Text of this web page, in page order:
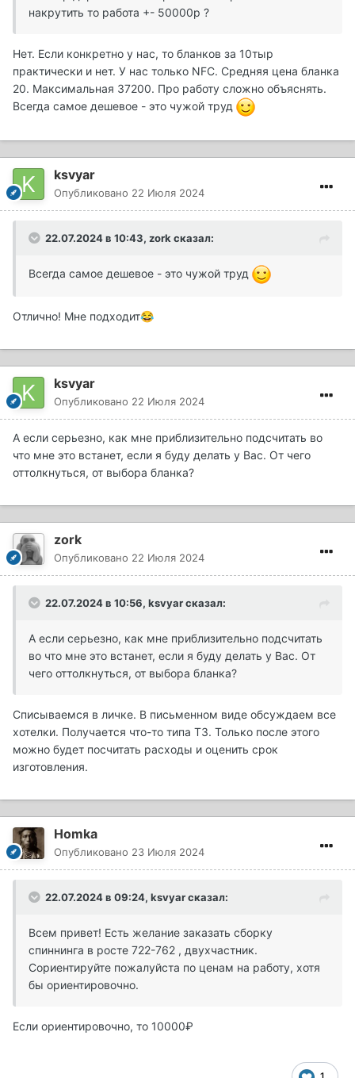
накрутить то работа +- 50000р ?
Нет. Если конкретно у нас, то бланков за 10тыр
практически и нет. У нас только NFC. Средняя цена бланка
20. Максимальная 37200. Про работу сложно объяснять.
Всегда самое дешевое - это чужой труд
ksvyar
Опубликовано 22 Июля 2024
22.07.2024 в 10:43, zork сказал:
Всегда самое дешевое - это чужой труд
Отлично! Мне подходит😂
ksvyar
Опубликовано 22 Июля 2024
А если серьезно, как мне приблизительно подсчитать во
что мне это встанет, если я буду делать у Вас. От чего
оттолкнуться, от выбора бланка?
zork
Опубликовано 22 Июля 2024
22.07.2024 в 10:56, ksvyarсказал:
А если серьезно, как мне приблизительно подсчитать
во что мне это встанет, если я буду делать у Вас. От
чего оттолкнуться, от выбора бланка?
Списываемся в личке. В письменном виде обсуждаем все
хотелки. Получается что-то типа ТЗ. Только после этого
можно будет посчитать расходы и оценить срок
изготовления.
Homka
Опубликовано 23 Июля 2024
22.07.2024 в 09:24, ksvyarсказал:
Всем привет! Есть желание заказать сборку
спиннинга в росте 722-762 , двухчастник.
Сориентируйте пожалуйста по ценам на работу, хотя
бы ориентировочно.
Если ориентировочно, то 10000₽